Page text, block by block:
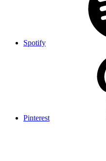
Spotify
Pinterest